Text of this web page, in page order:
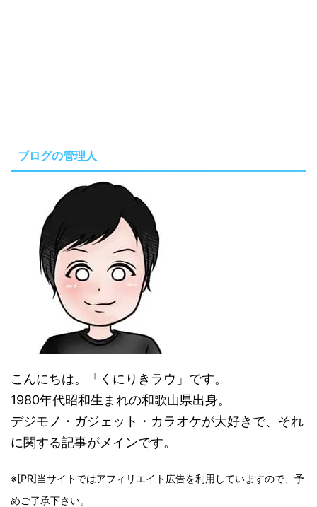
ブログの管理人
こんにちは。「くにりきラウ」です。
1980年代昭和生まれの和歌山県出身。
デジモノ・ガジェット・カラオケが大好きで、それ
に関する記事がメインです。
※[PR]当サイトではアフィリエイト広告を利用していますので、予
めご了承下さい。